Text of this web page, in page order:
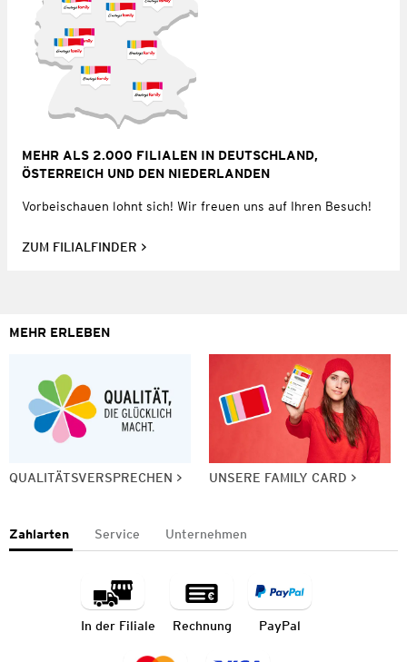
MEHR ALS 2.000 FILIALEN IN DEUTSCHLAND,
ÖSTERREICH UND DEN NIEDERLANDEN
Vorbeischauen lohnt sich! Wir freuen uns auf Ihren Besuch!
ZUM FILIALFINDER
MEHR ERLEBEN
QUALITÄTSVERSPRECHEN UNSERE FAMILY CARD
Zahlarten Service Unternehmen
In der Filiale Rechnung PayPal